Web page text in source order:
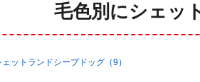
毛色別にシェッ
ットランドシープドッグ（9）